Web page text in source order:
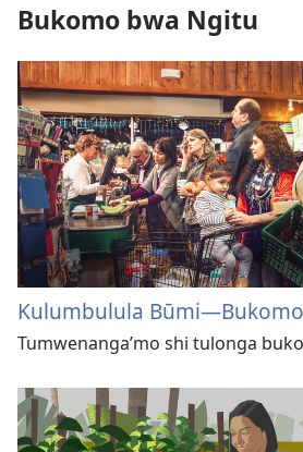
Bukomo bwa Ngitu
Kulumbulula
Tumwenanga’mo shi tulonga